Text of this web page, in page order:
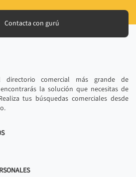
Contacta con gurú
directorio comercial más grande de
la solución que necesitas de
tus búsquedas comerciales desde